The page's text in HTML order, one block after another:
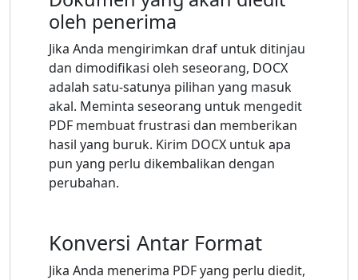
oleh penerima
Jika Anda mengirimkan draf untuk ditinjau
dan dimodifikasi oleh seseorang, DOCX
adalah satu-satunya pilihan yang masuk
akal. Meminta seseorang untuk mengedit
PDF membuat frustrasi dan memberikan
hasil yang buruk. Kirim DOCX untuk apa
pun yang perlu dikembalikan dengan
perubahan.
Konversi Antar Format
Jika Anda menerima PDF yang perlu diedit,